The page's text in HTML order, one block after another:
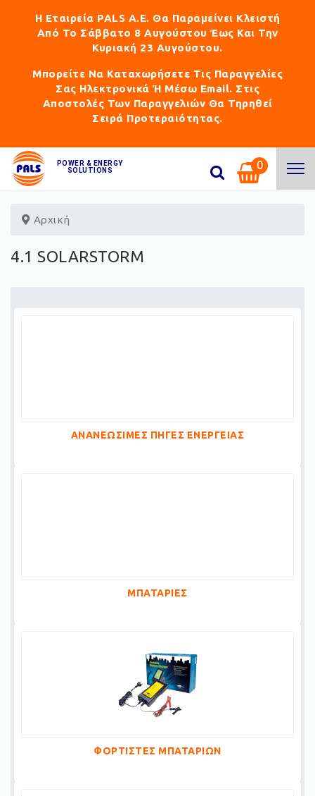
Η Εταιρεία PALS Α.Ε. Θα Παραμείνει Κλειστή
Από Το Σάββατο 8 Αυγούστου Έως Και Την
Κυριακή 23 Αυγούστου.
Μπορείτε Να Καταχωρήσετε Τις Παραγγελίες
Σας Ηλεκτρονικά Ή Μέσω Email. Στις
Αποστολές Των Παραγγελιών Θα Τηρηθεί
Σειρά Προτεραιότητας.
POWER & ENERGY
SOLUTIONS
0
Αρχική
4.1 SOLARSTORM
ΑΝΑΝΕΩΣΙΜΕΣ ΠΗΓΕΣ ΕΝΕΡΓΕΙΑΣ
ΜΠΑΤΑΡΙΕΣ
ΦΟΡΤΙΣΤΕΣ ΜΠΑΤΑΡΙΩΝ